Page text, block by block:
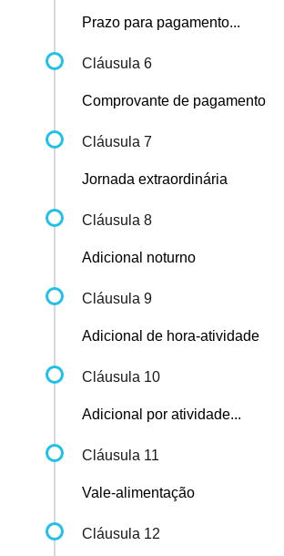
Prazo para pagamento...
Cláusula 6
Comprovante de pagamento
Cláusula 7
Jornada extraordinária
Cláusula 8
Adicional noturno
Cláusula 9
Adicional de hora-atividade
Cláusula 10
Adicional por atividade...
Cláusula 11
Vale-alimentação
Cláusula 12